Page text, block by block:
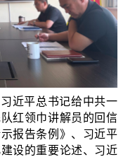
近平总书记给中共一
红领巾讲解员的回信
报告条例》、习近平
设的重要论述、习近